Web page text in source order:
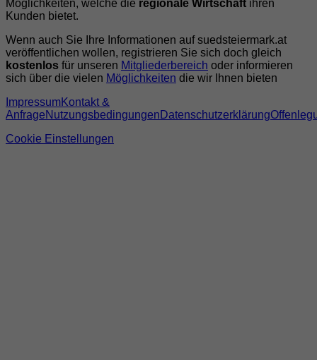
Möglichkeiten, welche die regionale Wirtschaft ihren
Kunden bietet.
Wenn auch Sie Ihre Informationen auf suedsteiermark.at
veröffentlichen wollen, registrieren Sie sich doch gleich
kostenlos für unseren Mitgliederbereich oder informieren
sich über die vielen Möglichkeiten die wir Ihnen bieten
ImpressumKontakt &
AnfrageNutzungsbedingungen Datenschutzerklärung
Cookie Einstellungen